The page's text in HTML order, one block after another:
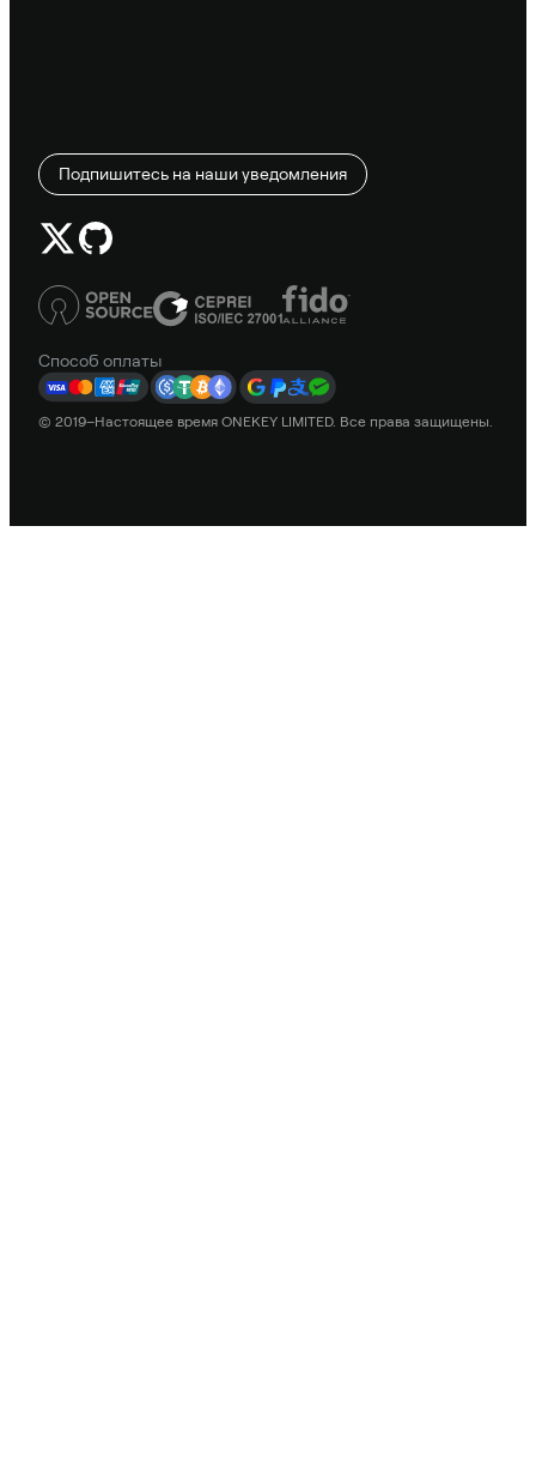
Подпишитесь на наши уведомления
Способ оплаты
© 2019–Настоящее время ONEKEY LIMITED. Все права защищены.